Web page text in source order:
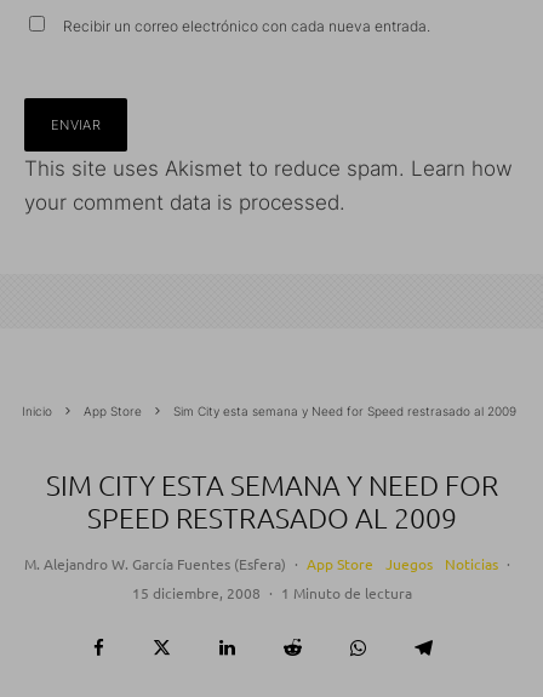
Recibir un correo electrónico con cada nueva entrada.
This site uses Akismet to reduce spam. Learn how
your comment data is processed.
Inicio App Store Sim City esta semana y Need for Speed restrasado al 2009
SIM CITY ESTA SEMANA Y NEED FOR
SPEED RESTRASADO AL 2009
M. Alejandro W. García Fuentes (Esfera) · App Store Juegos Noticias ·
15 diciembre, 2008 · 1 Minuto de lectura